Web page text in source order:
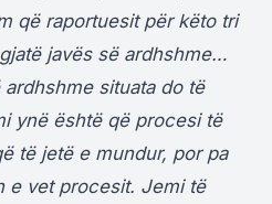
që raportuesit për këto tri
javës së ardhshme…
situata do të
ynë është që procesi të
të jetë e mundur, por pa
e vet procesit. Jemi të